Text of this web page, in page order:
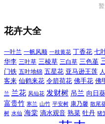
花卉大全
一叶兰 一帆风顺 一枝黄花 丁香花 七
华李 三叶草 三棱草 三白草 三色堇
门铁 五叶地锦 五星花 亚马逊王莲
客来 仙鹤来花 令箭荷花 佛手花 佛
兰 兰花 凤仙花 发财树 吊兰 向日葵
富贵竹 寒兰 山竹 平安树 康乃馨 散尾
树 水仙 海棠 滴水观音 熟菜 牡丹 猪